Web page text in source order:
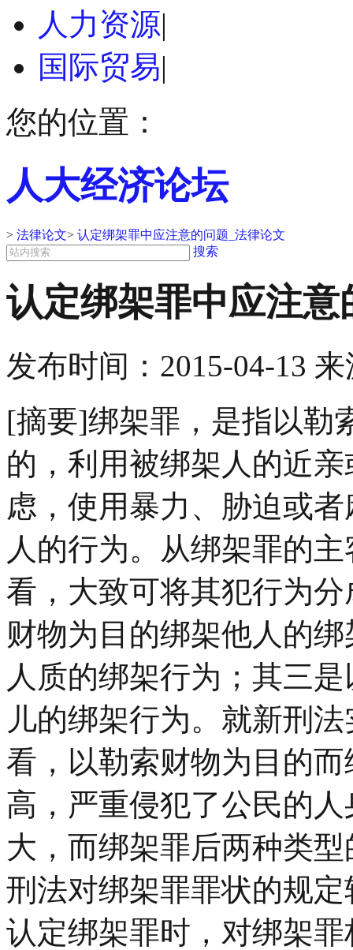
人力资源|
国际贸易|
您的位置：
人大经济论坛
> 法律论文> 认定绑架罪中应注意的问题_法律论文
搜索
认定绑架罪中应注
发布时间： 2015-04-13 来
[摘要]绑架罪，是指以勒
的，利用被绑架人的近
虑，使用暴力、胁迫或
人的行为。从绑架罪的
看，大致可将其犯行为
财物为目的绑架他人的
人质的绑架行为；其三
儿的绑架行为。就新刑
看，以勒索财物为目的
高，严重侵犯了公民的
大，而绑架罪后两种类
刑法对绑架罪罪状的规
认定绑架罪时，对绑架